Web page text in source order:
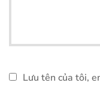
Lưu tên của tôi,